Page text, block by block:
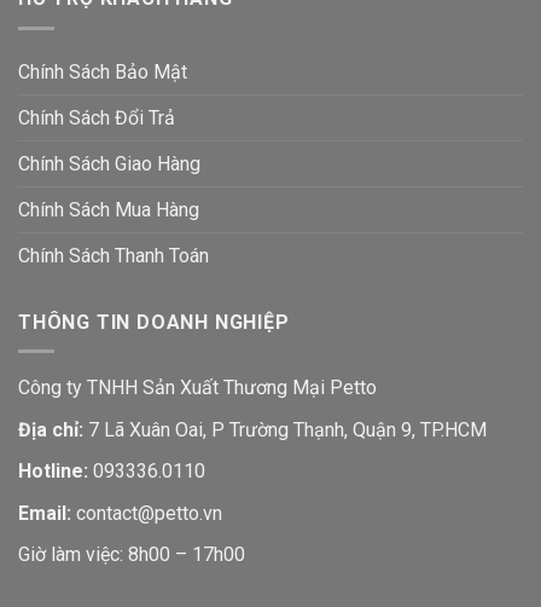
Chính Sách Bảo Mật
Chính Sách Đổi Trả
Chính Sách Giao Hàng
Chính Sách Mua Hàng
Chính Sách Thanh Toán
THÔNG TIN DOANH NGHIỆP
Công ty TNHH Sản Xuất Thương Mại Petto
Địa chỉ: 7 Lã Xuân Oai, P Trường Thạnh, Quận 9, TP.HCM
Hotline: 093336.0110
Email: contact@petto.vn
Giờ làm việc: 8h00 – 17h00